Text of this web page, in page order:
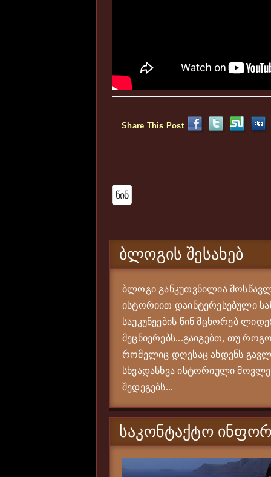
Share This Post
Წინ
ᲑᲚᲝᲒᲘᲡ ᲨᲔᲡᲐᲮᲔᲑ
ბლოგი განკუთვნილია
ისტორიით დაინტერესებული
საუკუნეების წინ მცხორებ
მეცნიერებს...გაიგებთ, თუ
რომელიც დღესაც ახდენს
სხვადასხვა ისტორიული
შედეგებს...
ᲡᲐᲙᲝᲜᲢᲐᲥᲢᲝ